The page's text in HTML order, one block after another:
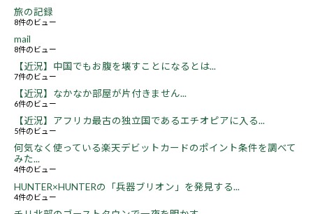
旅の記録
8件のビュー
mail
8件のビュー
【近況】中国でもお腹を壊すことになるとは...
7件のビュー
【近況】なかなか部屋が片付きません...
6件のビュー
【近況】アフリカ最古の独立国であるエチオピアに入る...
5件のビュー
何気なく使っている楽天デビットカードのポイント条件を調べて
みた...
4件のビュー
HUNTER×HUNTERの「兵器ブリオン」を発見する...
4件のビュー